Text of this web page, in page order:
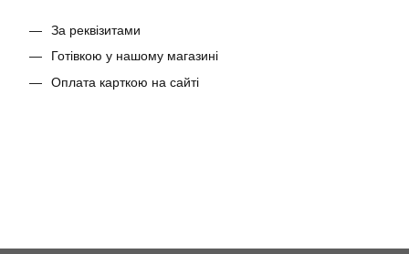
За реквізитами
Готівкою у нашому магазині
Оплата карткою на сайті